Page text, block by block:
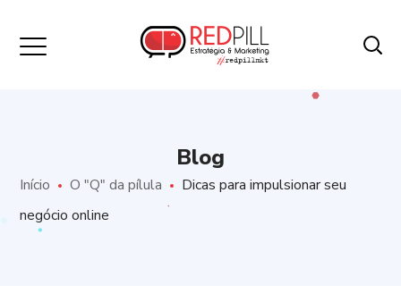
Blog
Início O "Q" da pílula
Dicas para impulsionar seu
negócio online